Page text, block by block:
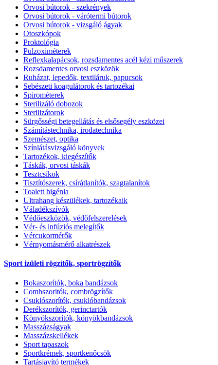
Orvosi bútorok - szekrények
Orvosi bútorok - várótermi bútorok
Orvosi bútorok - vizsgáló ágyak
Otoszkópok
Proktológia
Pulzoximéterek
Reflexkalapácsok, rozsdamentes acél kézi műszerek
Rozsdamentes orvosi eszközök
Ruházat, lepedők, textiláruk, papucsok
Sebészeti koagulátorok és tartozékai
Spirométerek
Sterilizáló dobozok
Sterilizátorok
Sürgősségi betegellátás és elsősegély eszközei
Számítástechnika, irodatechnika
Szemészet, optika
Színlátásvizsgáló könyvek
Tartozékok, kiegészítők
Táskák, orvosi táskák
Tesztcsíkok
Tisztítószerek, csírátlanítók, szagtalanítok
Toalett higénia
Ultrahang készülékek, tartozékaik
Váladékszívók
Védőeszközök, védőfelszerelések
Vér- és infúziós melegítők
Vércukormérők
Vérnyomásmérő alkatrészek
Sport izületi rögzítők, sportrögzítők
Bokaszorítók, boka bandázsok
Combszoritók, combrögzítők
Csuklószorítók, csuklóbandázsok
Derékszorítók, gerinctartók
Könyökszorítók, könyökbandázsok
Masszázságyak
Masszázskellékek
Sport tapaszok
Sportkrémek, sportkenőcsök
Tartásjavító termékek